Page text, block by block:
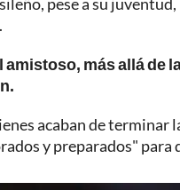
más allá de
acaban de
y preparados" para